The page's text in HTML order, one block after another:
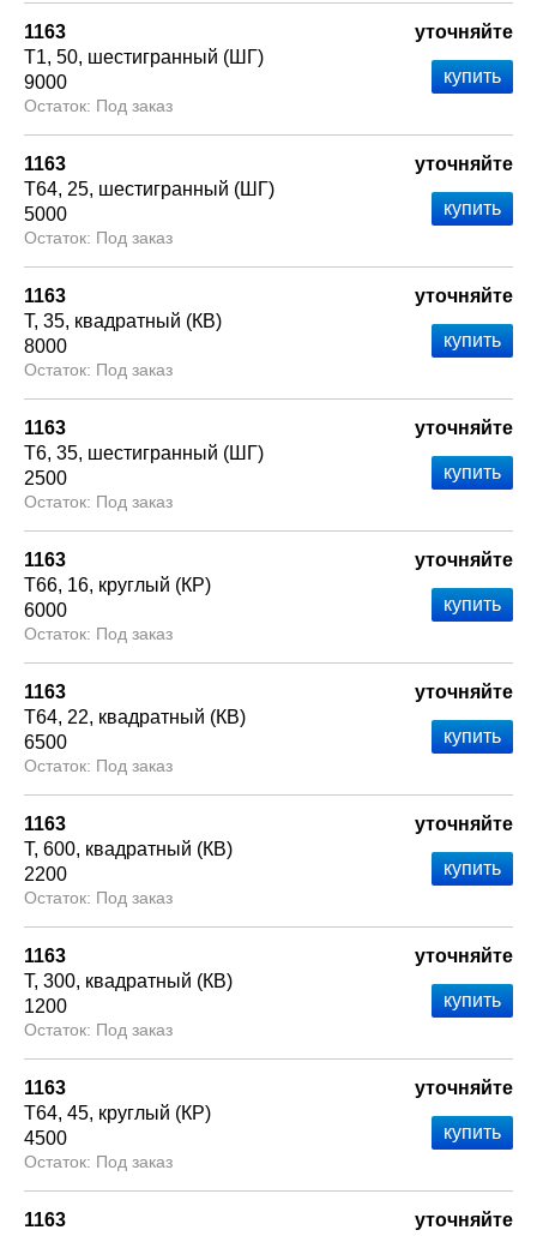
1163
Т1 50 шестигранный (ШГ)
9000
Под заказ
уточняйте
1163
Т64 25 шестигранный (ШГ)
5000
Под заказ
уточняйте
1163
Т 35 квадратный (КВ)
8000
Под заказ
уточняйте
1163
Т6 35 шестигранный (ШГ)
2500
Под заказ
уточняйте
1163
Т66 16 круглый (КР)
6000
Под заказ
уточняйте
1163
Т64 22 квадратный (КВ)
6500
Под заказ
уточняйте
1163
Т 600 квадратный (КВ)
2200
Под заказ
уточняйте
1163
Т 300 квадратный (КВ)
1200
Под заказ
уточняйте
1163
Т64 45 круглый (КР)
4500
Под заказ
уточняйте
1163
уточняйте